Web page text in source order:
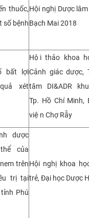
thuốc,
số bệnh
Hội nghị Dược
Bạch Mai 2018
bất lợi
xét
Hội thảo khoa
Cảnh giác dược,
tâm DI&ADR
Tp. Hồ Chí Minh,
viện Chợ Rẫy
dược
của
trên
trị tại
Phú
Hội nghị khoa
trẻ, Đại học Dược